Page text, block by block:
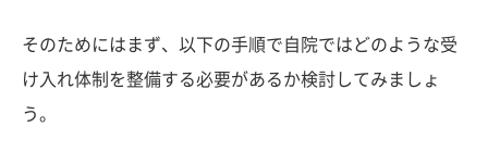
そのためにはまず、以下の手順で自院ではどのような受
け入れ体制を整備する必要があるか検討してみましょ
う。